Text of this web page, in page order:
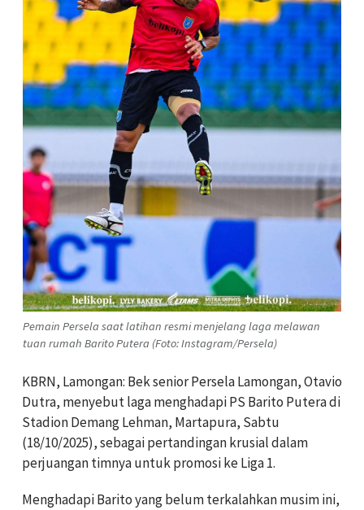
Pemain Persela saat latihan resmi menjelang laga melawan
tuan rumah Barito Putera (Foto: Instagram/Persela)
KBRN, Lamongan: Bek senior Persela Lamongan, Otavio
Dutra, menyebut laga menghadapi PS Barito Putera di
Stadion Demang Lehman, Martapura, Sabtu
(18/10/2025), sebagai pertandingan krusial dalam
perjuangan timnya untuk promosi ke Liga 1.
Menghadapi Barito yang belum terkalahkan musim ini,